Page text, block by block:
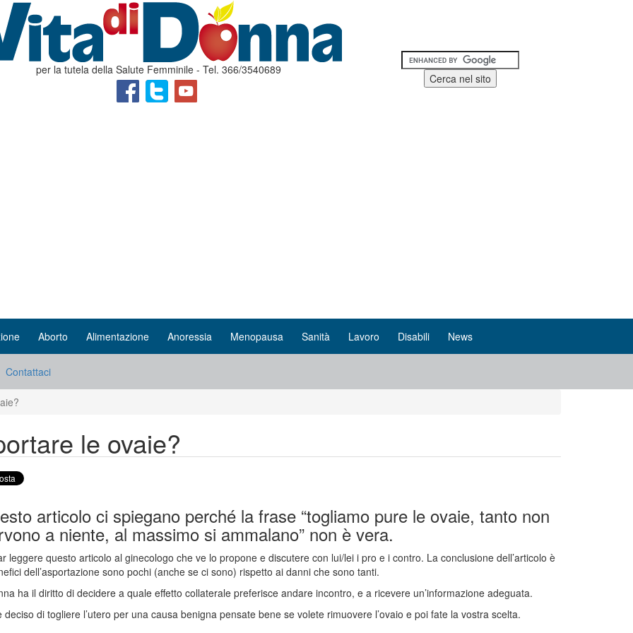
per la tutela della Salute Femminile - Tel. 366/3540689
Aborto Alimentazione Anoressia Menopausa Sanità Lavoro Disabili News
Contattaci
le ovaie?
articolo ci spiegano perché la frase “togliamo pure le ovaie, tanto non
a niente, al massimo si ammalano” non è vera.
leggere questo articolo al ginecologo che ve lo propone e discutere con lui/lei i pro e i contro. La conclusione dell’articolo è
dell’asportazione sono pochi (anche se ci sono) rispetto ai danni che sono tanti.
ha il diritto di decidere a quale effetto collaterale preferisce andare incontro, e a ricevere un’informazione adeguata.
deciso di togliere l’utero per una causa benigna pensate bene se volete rimuovere l’ovaio e poi fate la vostra scelta.